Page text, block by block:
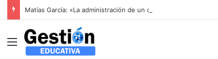
Menú